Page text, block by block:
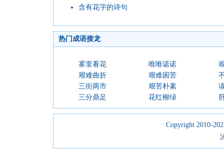
含有花字的诗句
热门成语接龙
雾里看花 唯唯诺诺
艰难曲折
艰难困苦
三街两市
艰苦朴素
三分鼎足
花红柳绿
Copyright 2010-